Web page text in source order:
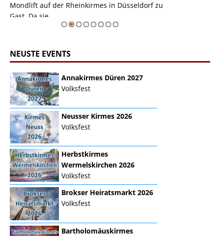
Mondlift auf der Rheinkirmes in Düsseldorf zu
Gast. Da sie ...
NEUSTE EVENTS
Annakirmes Düren 2027
Volksfest
Neusser Kirmes 2026
Volksfest
Herbstkirmes
Wermelskirchen 2026
Volksfest
Brokser Heiratsmarkt 2026
Volksfest
Bartholomäuskirmes